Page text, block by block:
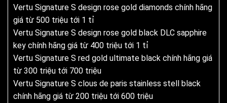
Vertu Signature S design rose gold diamonds chính hãng
giá từ 500 triệu tới 1 tỉ
Vertu Signature S design rose gold black DLC sapphire
key chính hãng giá từ 400 triệu tới 1 tỉ
Vertu Signature S red gold ultimate black chính hãng giá
từ 300 triệu tới 700 triệu
Vertu Signature S clous de paris stainless stell black
chính hãng giá từ 200 triệu tới 600 triệu